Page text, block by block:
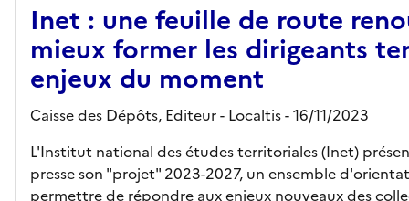
Inet : une feuille de route
mieux former les dirigeants
enjeux du moment
Caisse des Dépôts, Editeur- Localtis- 16/11/2023
L'Institut national des études territoriales (Inet)
presse son "projet" 2023-2027, un ensemble
permettre de répondre aux enjeux nouveaux des